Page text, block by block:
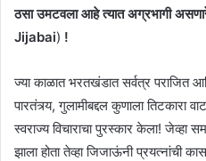
ठसा उमटवला आहे त्यात अग्रभागी
Jijabai) !
ज्या काळात भरतखंडात सर्वत्र पराजित
पारतंत्र्य, गुलामीबद्दल कुणाला तिटकारा
स्वराज्य विचाराचा पुरस्कार केला! जेव्हा
झाला होता तेव्हा जिजाऊंनी प्रयत्नांची